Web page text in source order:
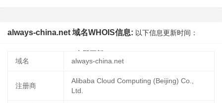
always-china.net 域名WHOIS信息: 以下信息更新时间：
立即更新
域名
always-china.net
注册商
Alibaba Cloud Computing (Beijing) Co.,
Ltd.